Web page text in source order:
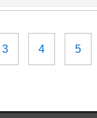
3 4 5